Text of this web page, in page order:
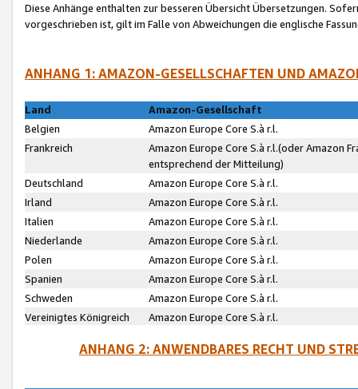
Diese Anhänge enthalten zur besseren Übersicht Übersetzungen.
vorgeschrieben ist, gilt im Falle von Abweichungen die englische
ANHANG 1: AMAZON-GESELLSCHAFTEN UND
Land
Amazon-Gesellschaft
Belgien
Amazon Europe Core S.à r.l.
Frankreich
Amazon Europe Core S.à r.l.(oder Amazon
entsprechend der Mitteilung)
Deutschland
Amazon Europe Core S.à r.l.
Irland
Amazon Europe Core S.à r.l.
Italien
Amazon Europe Core S.à r.l.
Niederlande
Amazon Europe Core S.à r.l.
Polen
Amazon Europe Core S.à r.l.
Spanien
Amazon Europe Core S.à r.l.
Schweden
Amazon Europe Core S.à r.l.
Vereinigtes Königreich
Amazon Europe Core S.à r.l.
ANHANG 2: ANWENDBARES RECHT UND